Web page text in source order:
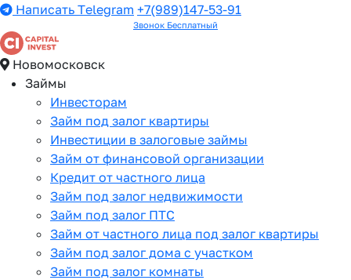
Написать Telegram +7(989)147-53-91
Звонок Бесплатный
Новомосковск
Займы
Инвесторам
Займ под залог квартиры
Инвестиции в залоговые займы
Займ от финансовой организации
Кредит от частного лица
Займ под залог недвижимости
Займ под залог ПТС
Займ от частного лица под залог квартиры
Займ под залог дома с участком
Займ под залог комнаты